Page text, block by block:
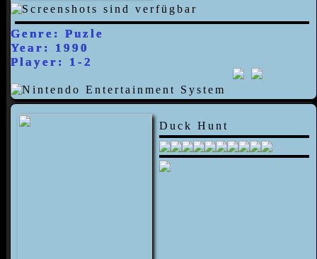
Genre: Puzle
Year: 1990
Player: 1-2
Duck Hunt